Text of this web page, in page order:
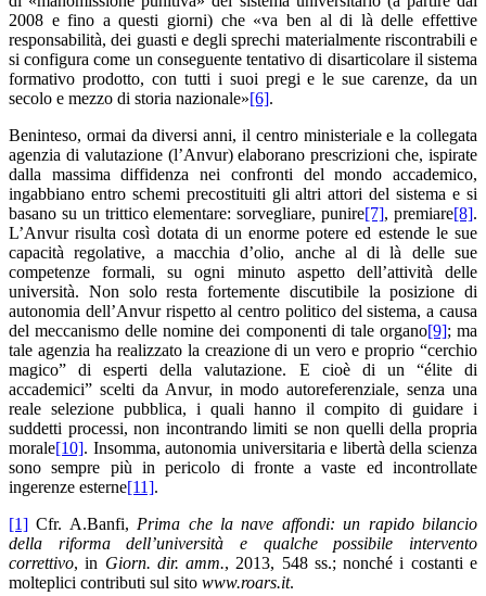
2008 e fino a questi giorni) che «va ben al di là delle effettive
responsabilità, dei guasti e degli sprechi materialmente riscontrabili e
si configura come un conseguente tentativo di disarticolare il sistema
formativo prodotto, con tutti i suoi pregi e le sue carenze, da un
secolo e mezzo di storia nazionale»[6].
Beninteso, ormai da diversi anni, il centro ministeriale e la collegata
agenzia di valutazione (l’Anvur) elaborano prescrizioni che, ispirate
dalla massima diffidenza nei confronti del mondo accademico,
ingabbiano entro schemi precostituiti gli altri attori del sistema e si
basano su un trittico elementare: sorvegliare, punire[7], premiare[8].
L’Anvur risulta così dotata di un enorme potere ed estende le sue
capacità regolative, a macchia d’olio, anche al di là delle sue
competenze formali, su ogni minuto aspetto dell’attività delle
università. Non solo resta fortemente discutibile la posizione di
autonomia dell’Anvur rispetto al centro politico del sistema, a causa
del meccanismo delle nomine dei componenti di tale organo[9]; ma
tale agenzia ha realizzato la creazione di un vero e proprio “cerchio
magico” di esperti della valutazione. E cioè di un “élite di
accademici” scelti da Anvur, in modo autoreferenziale, senza una
reale selezione pubblica, i quali hanno il compito di guidare i
suddetti processi, non incontrando limiti se non quelli della propria
morale[10]. Insomma, autonomia universitaria e libertà della scienza
sono sempre più in pericolo di fronte a vaste ed incontrollate
ingerenze esterne[11].
[1] Cfr. A.Banfi, Prima che la nave affondi: un rapido bilancio
della riforma dell’università e qualche possibile intervento
correttivo, in Giorn. dir. amm., 2013, 548 ss.; nonché i costanti e
molteplici contributi sul sito www.roars.it.